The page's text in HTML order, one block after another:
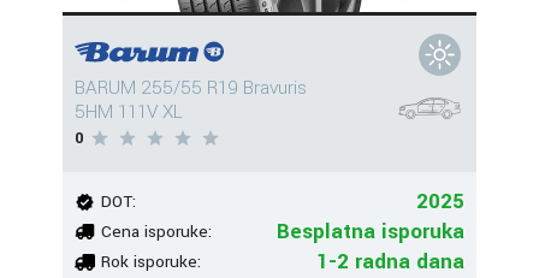
BARUM 255/55 R19 Bravuris
5HM 111V XL
0
DOT: 2025
Cena isporuke: Besplatna isporuka
Rok isporuke: 1-2 radna dana